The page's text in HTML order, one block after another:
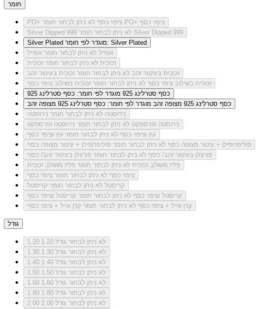
חומר
PO+ ציפוי כסף
לא ניתן לבחור חומר PO+ ציפוי כסף
Silver Dipped 999
לא ניתן לבחור חומר Silver Dipped 999
Silver Plated
מוגדר לפי חומר: Silver Plated
אמייל לא ניתן לבחור חומר אמייל
זכוכית לא ניתן לבחור חומר זכוכית
זכוכית בעיטור זהב לא ניתן לבחור חומר זכוכית בעיטור זהב
זכוכית בשילוב ציפוי כסף לא ניתן לבחור חומר זכוכית בשילוב ציפוי כסף
כסף סטרלינג 925
מוגדר לפי חומר: כסף סטרלינג 925
כסף סטרלינג 925 מצופה זהב
מוגדר לפי חומר: כסף סטרלינג 925 מצופה זהב
נירוסטה לא ניתן לבחור חומר נירוסטה
נירוסטה ופרספקט לא ניתן לבחור חומר נירוסטה ופרספקט
עץ וציפוי כסף לא ניתן לבחור חומר עץ וציפוי כסף
פוליפרופילן + עיטור מצופה כסף לא ניתן לבחור חומר פוליפרופילן + עיטור מצופה כסף
פורצלן בעיטור זהב/ כסף לא ניתן לבחור חומר פורצלן בעיטור זהב/ כסף
פליז משולב זכוכית לא ניתן לבחור חומר פליז משולב זכוכית
ציפוי כסף לא ניתן לבחור חומר ציפוי כסף
קריסטל לא ניתן לבחור חומר קריסטל
קריסטל וציפוי כסף לא ניתן לבחור חומר קריסטל וציפוי כסף
קרן אייל + ציפוי כסף לא ניתן לבחור חומר קרן אייל + ציפוי כסף
גודל
1.20
לא ניתן לבחור גודל 1.20
1.30
לא ניתן לבחור גודל 1.30
1.40
לא ניתן לבחור גודל 1.40
1.50
לא ניתן לבחור גודל 1.50
1.60
לא ניתן לבחור גודל 1.60
1.80
לא ניתן לבחור גודל 1.80
2.00
לא ניתן לבחור גודל 2.00